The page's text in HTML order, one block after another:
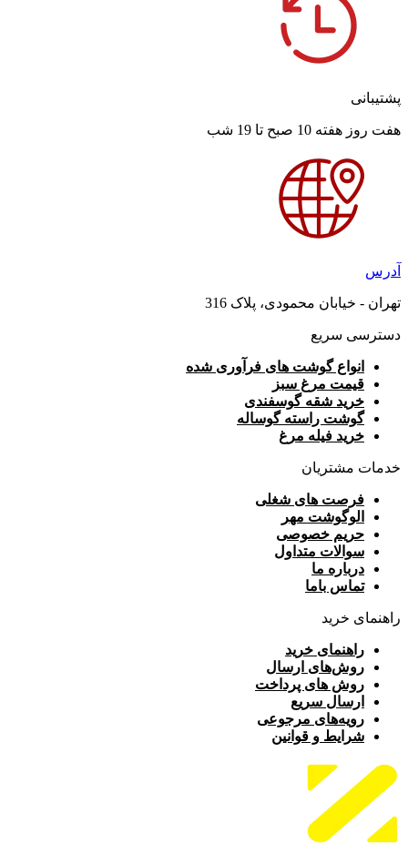
پشتیبانی
هفت روز هفته 10 صبح تا 19 شب
آدرس
تهران - خیابان محمودی، پلاک 316
دسترسی سریع
انواع گوشت های فرآوری شده
قیمت مرغ سبز
خرید شقه گوسفندی
گوشت راسته گوساله
خرید فیله مرغ
خدمات مشتریان
فرصت های شغلی
الوگوشت مهر
حریم خصوصی
سوالات متداول
درباره ما
تماس باما
راهنمای خرید
راهنمای خرید
روش‌های ارسال
روش های پرداخت
ارسال سریع
رویه‌های مرجوعی
شرایط و قوانین